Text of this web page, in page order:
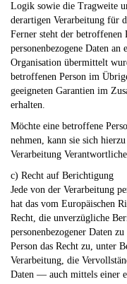
Logik sowie die Tragweite
derartigen Verarbeitung für
Ferner steht der betroffenen
personenbezogene Daten
Organisation übermittelt
betroffenen Person im
geeigneten Garantien im
erhalten.
Möchte eine betroffene
nehmen, kann sie sich
Verarbeitung
c) Recht auf Berichtigung
Jede von der Verarbeitung
hat das vom Europäischen
Recht, die unverzügliche
personenbezogener Daten
Person das Recht zu, unter
Verarbeitung, die
Daten — auch mittels einer